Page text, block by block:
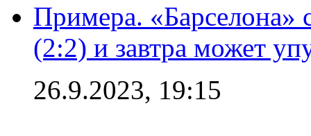
Примера. «Барселона»
(2:2) и завтра может
26.9.2023, 19:15